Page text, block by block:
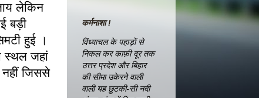
लेकिन
बड़ी
हुई ।
स्थल जहां
जिससे
कर्मनाशा !
विंध्याचल के पहाड़ों से
निकल कर काफ़ी दूर तक
उत्तर प्रदेश और बिहार
की सीमा उकेरने वाली
वाली यह छुटकी-सी नदी